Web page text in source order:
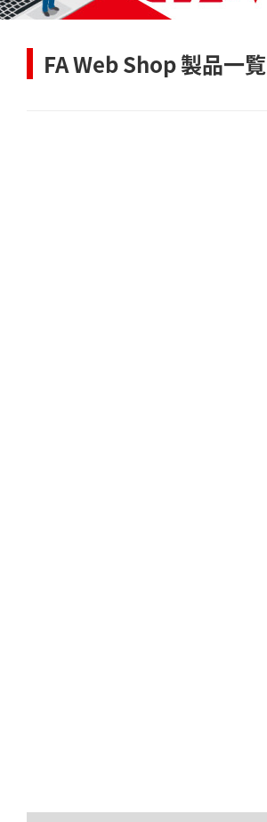
FA Web Shop 製品一覧